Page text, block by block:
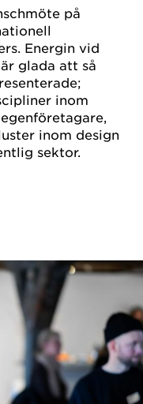
på
Energin vid
glada att så
inom
inom design
sektor.